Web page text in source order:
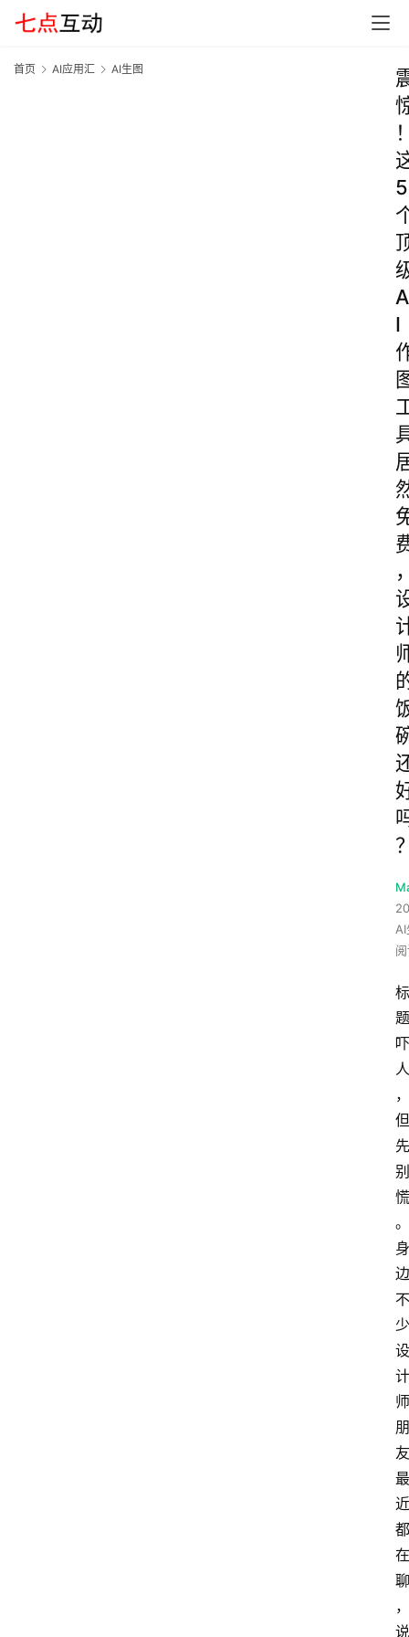
首页 AI应用汇 AI生图
5
A
I
标
题
吓
人
，
但
先
别
慌
。
身
边
不
少
设
计
师
朋
友
最
近
都
在
聊
，
说